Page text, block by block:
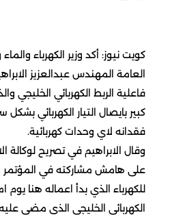
كويت نيوز: أكد وزير الكهرباء
العامة المهندس عبدالعزيز
فاعلية الربط الكهربائي الخليجي
كبير بايصال التيار الكهربائي
فقدانه لاي وحدات كهربائية.
وقال الابراهيم في تصريح لوكالة
على هامش مشاركته في المؤتمر
للكهرباء الذي بدأ اعماله هنا يوم
الكهربائي الخليجي الذي مضى